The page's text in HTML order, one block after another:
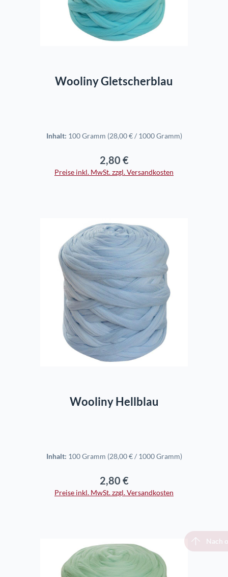
In den Warenkorb
Wooliny Gletscherblau
Inhalt: 100 Gramm (28,00 € / 1000 Gramm)
Regulärer Preis:
2,80 €
Preise inkl. MwSt. zzgl. Versandkosten
In den Warenkorb
Wooliny Hellblau
Inhalt: 100 Gramm (28,00 € / 1000 Gramm)
Regulärer Preis:
2,80 €
Preise inkl. MwSt. zzgl. Versandkosten
Nach